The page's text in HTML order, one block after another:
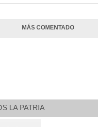
MÁS COMENTADO
LA PATRIA